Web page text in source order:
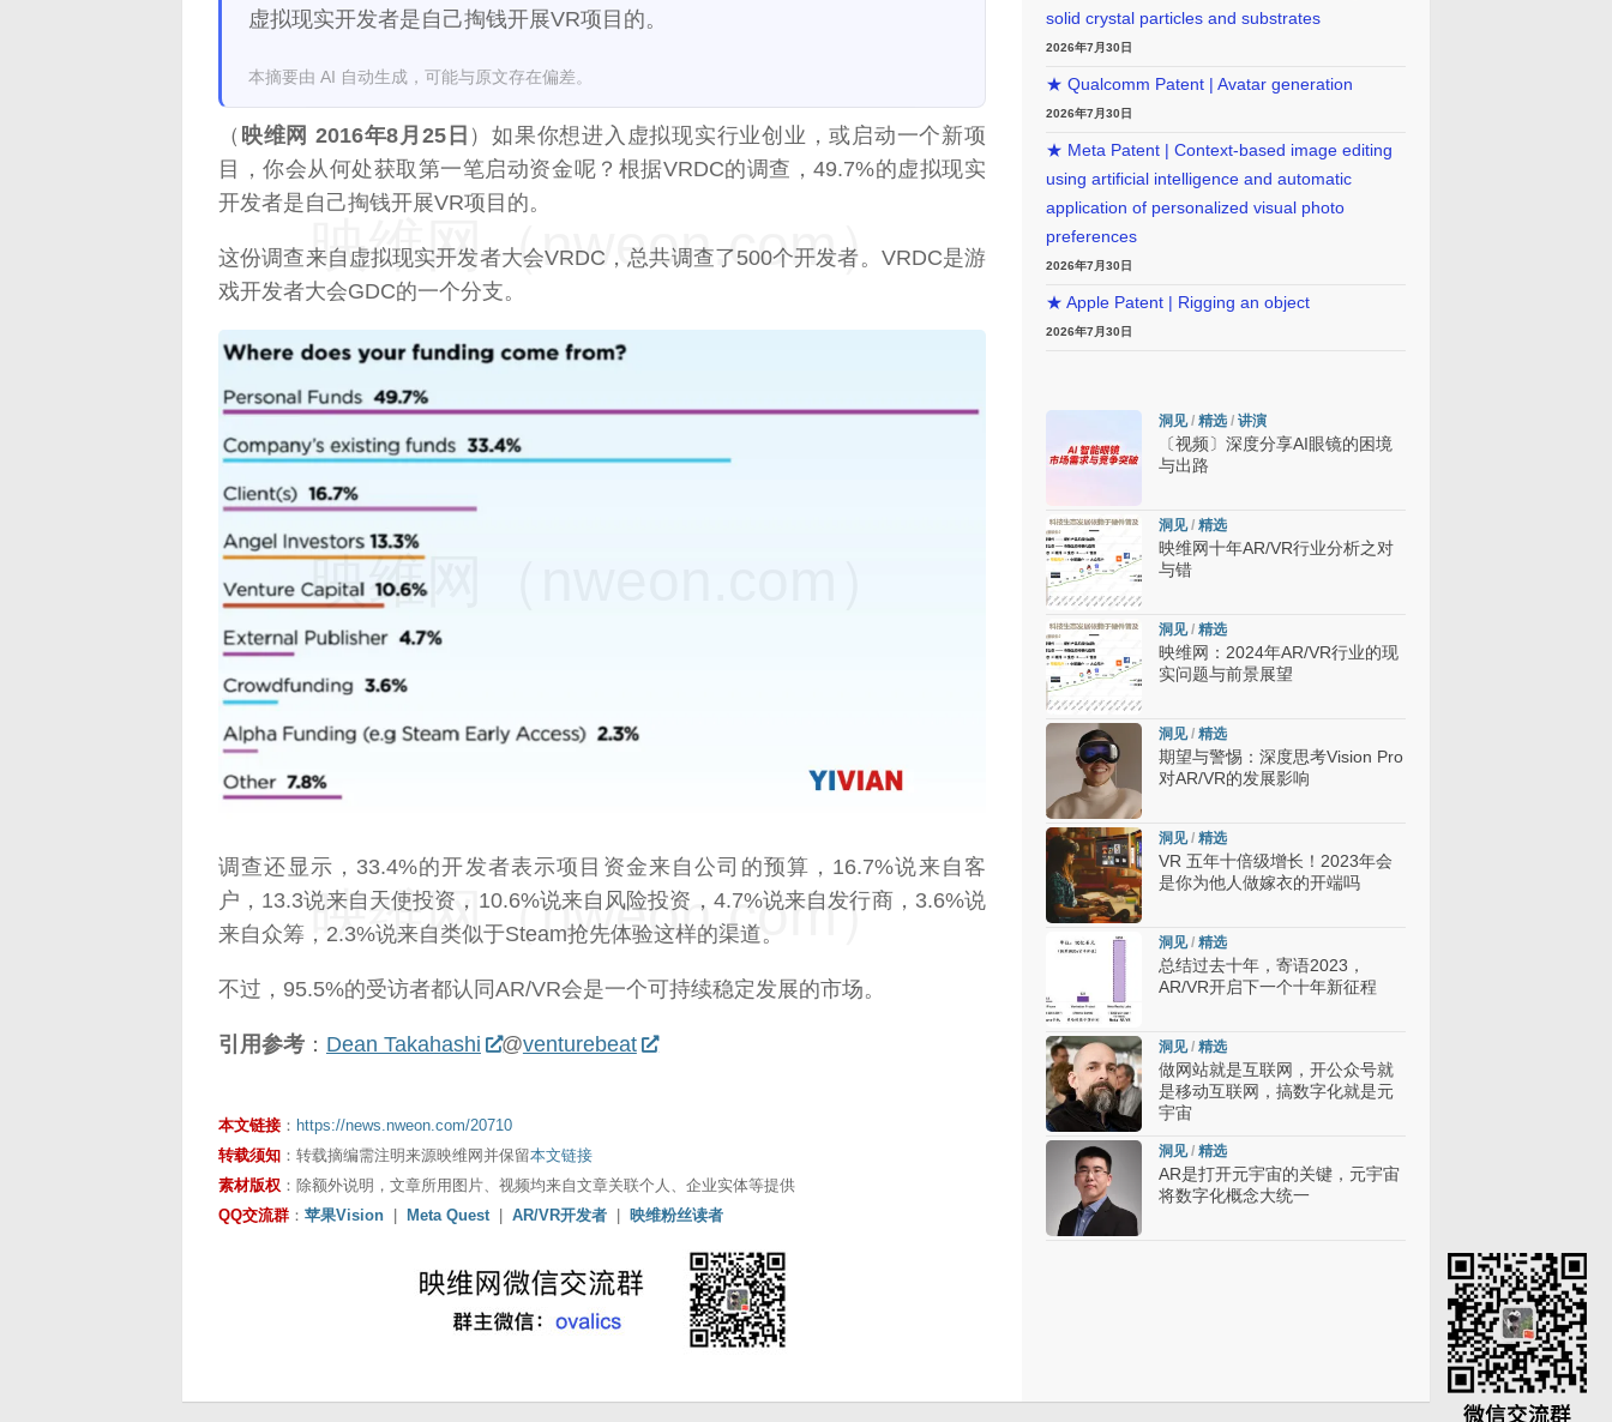
虚拟现实开发者是自己掏钱开展VR项目的。
本摘要由 AI 自动生成，可能与原文存在偏差。
（ 映维网 2016年8月25日 ）如果你想进入虚拟现实行业创业，或启动一个新项
目，你会从何处获取第一笔启动资金呢？根据VRDC的调查，49.7%的虚拟现实
开发者是自己掏钱开展VR项目的。
这份调查来自虚拟现实开发者大会VRDC，总共调查了500个开发者。VRDC是游
戏开发者大会GDC的一个分支。
调查还显示，33.4%的开发者表示项目资金来自公司的预算，16.7%说来自客
户，13.3说来自天使投资，10.6%说来自风险投资，4.7%说来自发行商，3.6%说
来自众筹，2.3%说来自类似于Steam抢先体验这样的渠道。
不过，95.5%的受访者都认同AR/VR会是一个可持续稳定发展的市场。
引用参考 ： Dean Takahashi @venturebeat
映维网（nweon.com）
映维网（nweon.com）
映维网（nweon.com）
本文链接 ： https://news.nweon.com/20710
转载须知 ：转载摘编需注明来源映维网并保留本文链接
素材版权 ：除额外说明，文章所用图片、视频均来自文章关联个人、企业实体等提供
QQ交流群 ： 苹果Vision Meta Quest| AR/VR开发者 映维粉丝读者
solid crystal particles and substrates
2026年7月30日
★ Qualcomm Patent | Avatar generation
2026年7月30日
★ Meta Patent | Context-based image editing
using artificial intelligence and automatic
application of personalized visual photo
preferences
2026年7月30日
★ Apple Patent | Rigging an object
2026年7月30日
洞见/ 精选 / 讲演
〔视频〕深度分享AI眼镜的困境
与出路
洞见/ 精选
映维网十年AR/VR行业分析之对
与错
洞见/ 精选
映维网：2024年AR/VR行业的现
实问题与前景展望
洞见/ 精选
期望与警惕：深度思考Vision Pro
对AR/VR的发展影响
洞见/ 精选
VR 五年十倍级增长！2023年会
是你为他人做嫁衣的开端吗
洞见/ 精选
总结过去十年，寄语2023，
AR/VR开启下一个十年新征程
洞见/ 精选
做网站就是互联网，开公众号就
是移动互联网，搞数字化就是元
宇宙
洞见/ 精选
AR是打开元宇宙的关键，元宇宙
将数字化概念大统一